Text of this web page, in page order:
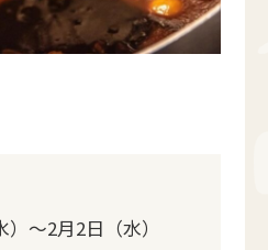
～2月2日（水）